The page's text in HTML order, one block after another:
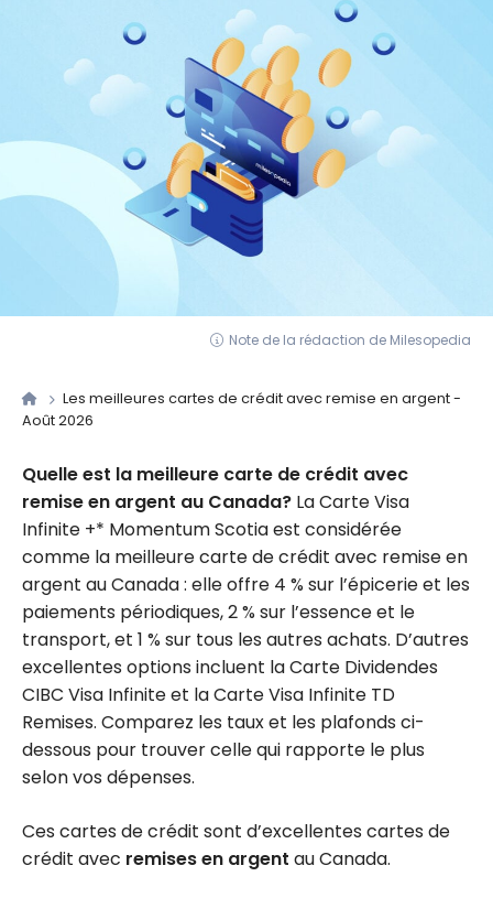
Note de la rédaction de Milesopedia
Les meilleures cartes de crédit avec remise en argent -
Août 2026
Quelle est la meilleure carte de crédit avec
remise en argent au Canada? La Carte Visa
Infinite +* Momentum Scotia est considérée
comme la meilleure carte de crédit avec remise en
argent au Canada : elle offre 4 % sur l’épicerie et les
paiements périodiques, 2 % sur l’essence et le
transport, et 1 % sur tous les autres achats. D’autres
excellentes options incluent la Carte Dividendes
CIBC Visa Infinite et la Carte Visa Infinite TD
Remises. Comparez les taux et les plafonds ci-
dessous pour trouver celle qui rapporte le plus
selon vos dépenses.
Ces cartes de crédit sont d’excellentes cartes de
crédit avec remises en argent au Canada.